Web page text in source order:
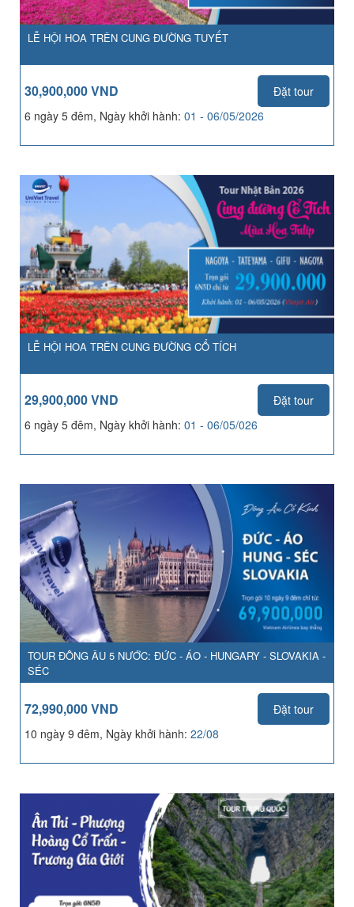
LỄ HỘI HOA TRÊN CUNG ĐƯỜNG TUYẾT
30,900,000 VND
Đặt tour
6 ngày 5 đêm, Ngày khởi hành: 01 - 06/05/2026
LỄ HỘI HOA TRÊN CUNG ĐƯỜNG CỔ TÍCH
29,900,000 VND
Đặt tour
6 ngày 5 đêm, Ngày khởi hành: 01 - 06/05/026
TOUR ĐÔNG ÂU 5 NƯỚC: ĐỨC - ÁO - HUNGARY - SLOVAKIA -
SÉC
72,990,000 VND
Đặt tour
10 ngày 9 đêm, Ngày khởi hành: 22/08